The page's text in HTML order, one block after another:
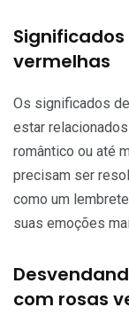
vermelhas
Os significados
estar
romântico ou até
precisam ser
como um
suas emoções
com rosas